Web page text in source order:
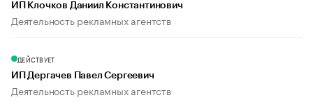
ИП Клочков Даниил Константинович
Деятельность рекламных агентств
ДЕЙСТВУЕТ
ИП Дергачев Павел Сергеевич
Деятельность рекламных агентств